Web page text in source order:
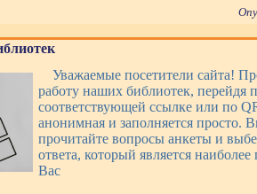
Уважаемые посетители сайта!
работу наших библиотек, перейдя
соответствующей ссылке или по
анонимная и заполняется просто.
прочитайте вопросы анкеты и
ответа, который является
Вас